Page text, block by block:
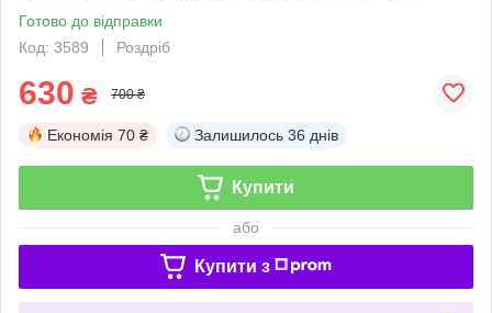
Готово до відправки
Код: 3589
Роздріб
630 ₴ 700 ₴
Економія 70 ₴ Залишилось 36 днів
Купити
або
Купити з